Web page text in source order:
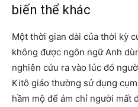
biến thể khác
Một thời gian dài của thời kỳ
không được ngôn ngữ Anh
nghiên cứu ra vào lúc đó
Kitô giáo thường sử dụng
hầm mộ để ám chỉ người mất